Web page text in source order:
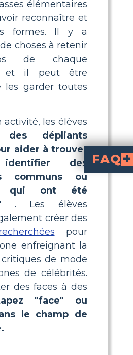
élémentaires
reconnaître et
formes. Il y a
choses à retenir
de chaque
et il peut être
les garder toutes
activité, les élèves
des dépliants
aider à trouver
des
communs ou
qui ont été
. Les élèves
créer des
pour
enfreignant la
de mode
de célébrités.
des faces à des
"face" ou
le champ de
FAQ